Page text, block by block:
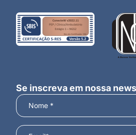
Se inscreva em nossa